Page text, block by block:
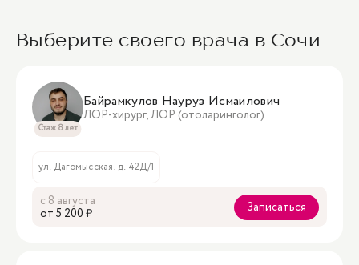
Выберите своего врача в Сочи
Стаж 8 лет
Байрамкулов Науруз Исмаилович
ЛОР-хирург, ЛОР (отоларинголог)
ул. Дагомысская, д. 42Д/1
с 8 августа
oт 5 200 ₽
Записаться